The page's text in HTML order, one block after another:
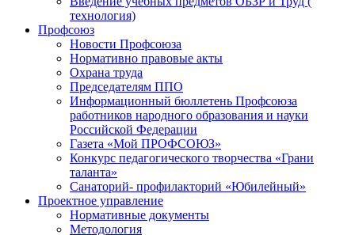
технология)
Профсоюз
Новости Профсоюза
Нормативно правовые акты
Охрана труда
Председателям ППО
Информационный бюллетень Профсоюза
работников народного образования и науки
Российской Федерации
Газета «Мой ПРОФСОЮЗ»
Конкурс педагогического творчества «Грани
таланта»
Санаторий- профилакторий «Юбилейный»
Проектное управление
Нормативные документы
Методология